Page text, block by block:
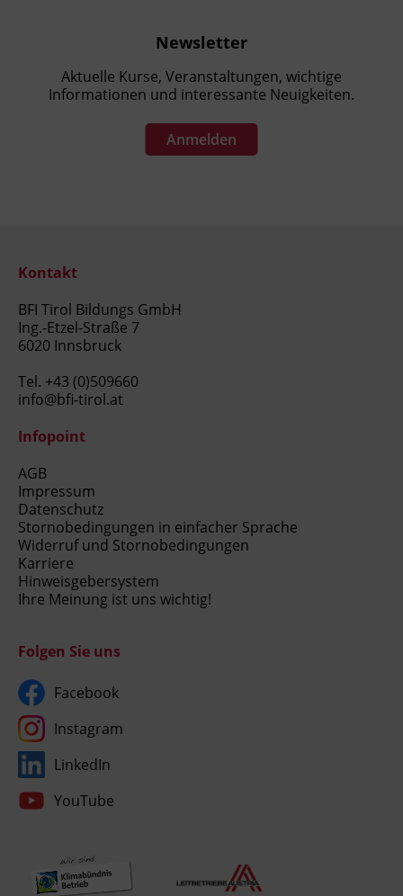
Newsletter
Aktuelle Kurse, Veranstaltungen, wichtige
Informationen und interessante Neuigkeiten.
Anmelden
Kontakt
BFI Tirol Bildungs GmbH
Ing.-Etzel-Straße 7
6020 Innsbruck
Tel. +43 (0)509660
info@bfi-tirol.at
Infopoint
AGB
Impressum
Datenschutz
Stornobedingungen in einfacher Sprache
Widerruf und Stornobedingungen
Karriere
Hinweisgebersystem
Ihre Meinung ist uns wichtig!
Folgen Sie uns
Facebook
Instagram
LinkedIn
YouTube